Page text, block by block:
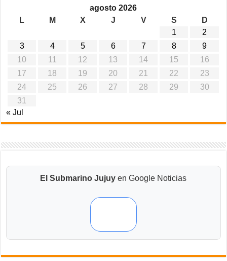
agosto 2026
L
M X J V S
D
1
2
3
4 5 6 7 8
9
10
11 12 13 14 15
16
17
18 19 20 21 22
23
24
25 26 27 28 29
30
31
« Jul
El Submarino Jujuy en Google Noticias